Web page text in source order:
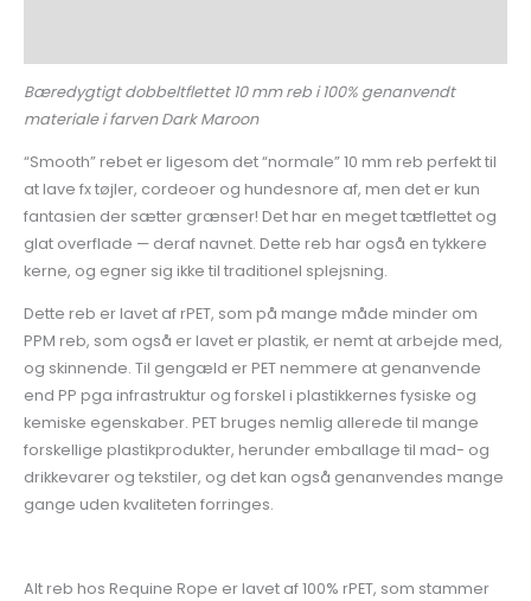
Bæredygtigt dobbeltflettet 10 mm reb i 100% genanvendt
materiale i farven Dark Maroon
“Smooth” rebet er ligesom det “normale” 10 mm reb perfekt til
at lave fx tøjler, cordeoer og hundesnore af, men det er kun
fantasien der sætter grænser! Det har en meget tætflettet og
glat overflade — deraf navnet. Dette reb har også en tykkere
kerne, og egner sig ikke til traditionel splejsning.
Dette reb er lavet af rPET, som på mange måde minder om
PPM reb, som også er lavet er plastik, er nemt at arbejde med,
og skinnende. Til gengæld er PET nemmere at genanvende
end PP pga infrastruktur og forskel i plastikkernes fysiske og
kemiske egenskaber. PET bruges nemlig allerede til mange
forskellige plastikprodukter, herunder emballage til mad- og
drikkevarer og tekstiler, og det kan også genanvendes mange
gange uden kvaliteten forringes.
Alt reb hos Requine Rope er lavet af 100% rPET, som stammer